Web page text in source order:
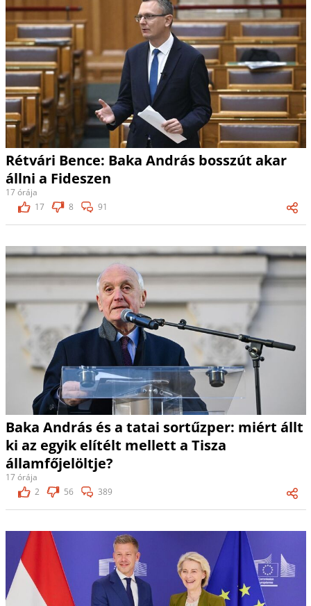
Rétvári Bence: Baka András bosszút akar
állni a Fideszen
17 órája
17
8 91
Baka András és a tatai sortűzper: miért állt
ki az egyik elítélt mellett a Tisza
államfőjelöltje?
17 órája
2
56 389